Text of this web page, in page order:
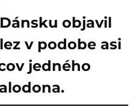
objavil
v podobe asi
jedného